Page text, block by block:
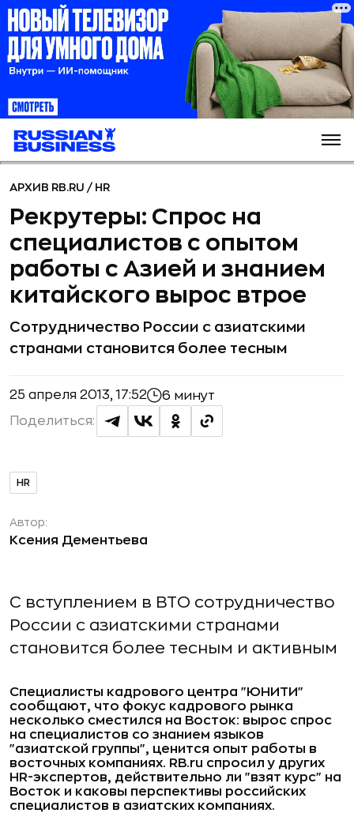
АРХИВ RB.RU / HR
Рекрутеры: Спрос на
специалистов с опытом
работы с Азией и знанием
китайского вырос втрое
Cотрудничество России с азиатскими
странами становится более тесным
25 апреля 2013, 17:52 6 минут
Поделиться:
HR
Автор:
Ксения Дементьева
С вступлением в ВТО сотрудничество
России с азиатскими странами
становится более тесным и активным
Специалисты кадрового центра "ЮНИТИ"
сообщают, что фокус кадрового рынка
несколько сместился на Восток: вырос спрос
на специалистов со знанием языков
"азиатской группы", ценится опыт работы в
восточных компаниях. RB.ru спросил у других
HR-экспертов, действительно ли "взят курс" на
Восток и каковы перспективы российских
специалистов в азиатских компаниях.